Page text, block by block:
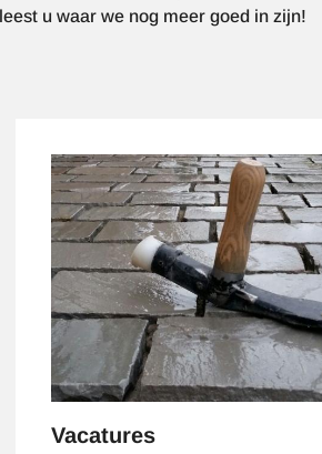
u waar we nog meer goed in zijn!
Afbeelding
Vacatures